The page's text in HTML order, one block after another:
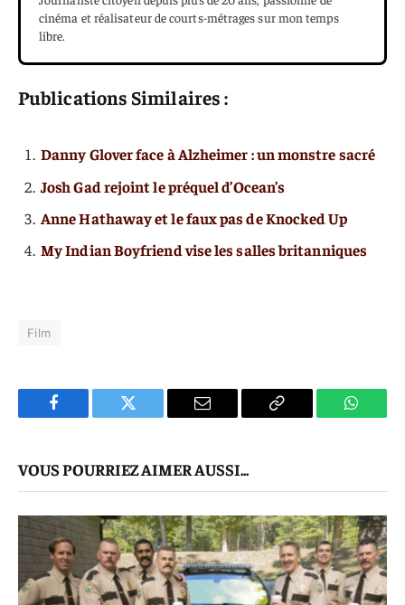
cinéma et réalisateur de courts-métrages sur mon temps
libre.
Publications Similaires :
Danny Glover face à Alzheimer : un monstre sacré
Josh Gad rejoint le préquel d’Ocean’s
Anne Hathaway et le faux pas de Knocked Up
My Indian Boyfriend vise les salles britanniques
Film
Facebook Twitter
E-
Copier
VOUS POURRIEZ AIMER AUSSI...